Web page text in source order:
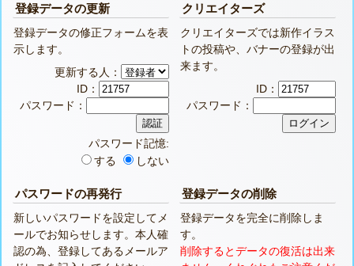
登録データの更新
登録データの修正フォームを表
示します。
更新する人：
ID：
パスワード：
パスワード記憶:
する
しない
クリエイターズ
クリエイターズでは新作イラス
トの投稿や、バナーの登録が出
来ます。
ID：
パスワード：
パスワードの再発行
新しいパスワードを設定してメ
ールでお知らせします。本人確
認の為、登録してあるメールア
登録データの削除
登録データを完全に削除しま
す。
削除するとデータの復活は出来